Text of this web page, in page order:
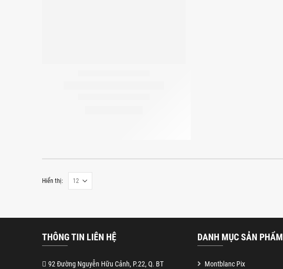
Hiển thị:
THÔNG TIN LIÊN HỆ
92 Đường Nguyễn Hữu Cảnh, P.22, Q. BT
DANH MỤC SẢN PHẨM
Montblanc Pix